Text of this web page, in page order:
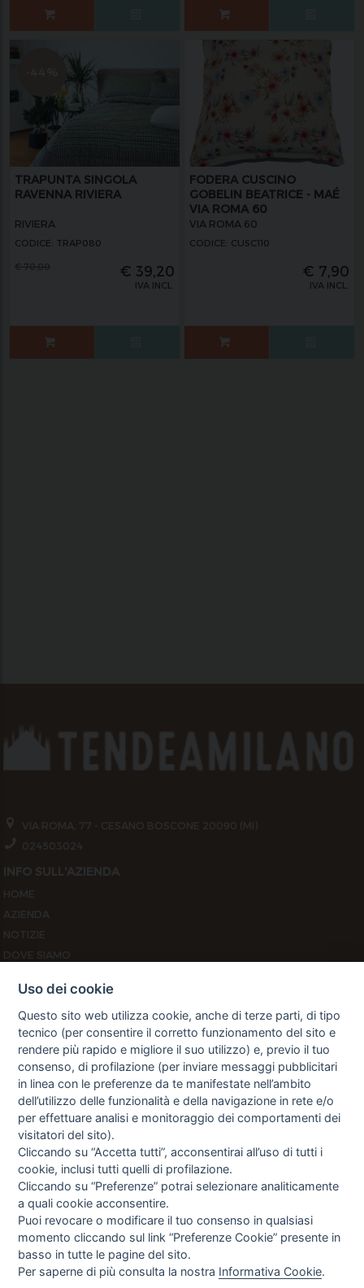
TRAPUNTA SINGOLA
RAVENNA RIVIERA
RIVIERA
CODICE: TRAP080
€ 39,20
IVA INCL.
FODERA CUSCINO
GOBELIN BEATRICE - MAÉ
VIA ROMA 60
VIA ROMA 60
CODICE: CUSC110
€ 7,90
IVA INCL.
VIA ROMA, 77 - CESANO BOSCONE 20090 (MI)
024503024
INFO SULL'AZIENDA
HOME
AZIENDA
NOTIZIE
DOVE SIAMO
PRIVACY
TERMINI E CONDIZIONI
COOKIE POLICY
PREFERENZE COOKIE
GUIDA AGLI ACQUISTI
PROCEDURA DI ACQUISTO
PAGAMENTI
DIRITTO DI RECESSO
SPEDIZIONI E COSTI
NEWSLETTER
Letta l’informativa privacy acconsento espressamente al trattamento
dei miei dati personali per finalità di marketing (newsletter, novità,
promozioni, ecc.).
Consulta la nostra Privacy Policy
Uso dei cookie
Questo sito web utilizza cookie, anche di terze parti, di tipo
tecnico (per consentire il corretto funzionamento del sito e
rendere più rapido e migliore il suo utilizzo) e, previo il tuo
consenso, di profilazione (per inviare messaggi pubblicitari
in linea con le preferenze da te manifestate nell’ambito
dell’utilizzo delle funzionalità e della navigazione in rete e/o
per effettuare analisi e monitoraggio dei comportamenti dei
visitatori del sito).
Cliccando su “Accetta tutti”, acconsentirai all’uso di tutti i
cookie, inclusi tutti quelli di profilazione.
Cliccando su “Preferenze” potrai selezionare analiticamente
a quali cookie acconsentire.
Puoi revocare o modificare il tuo consenso in qualsiasi
momento cliccando sul link “Preferenze Cookie” presente in
basso in tutte le pagine del sito.
Per saperne di più consulta la nostra Informativa Cookie.